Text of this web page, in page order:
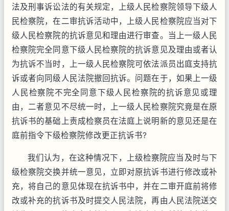
法及刑事诉讼法的有关规定，上级人民检察院领导下级人
民检察院，在二审抗诉活动中，上级人民检察院应当对下
级人民检察院的抗诉意见和理由进行审查。当上一级人民
检察院完全同意下级人民检察院的抗诉意见及理由或者认
为抗诉不当时，上一级人民检察院可依法派员出庭支持抗
诉或者向同级人民法院撤回抗诉。问题在于，如果上一级
人民检察院不完全同意下级人民检察院的抗诉意见或理
由，二者意见不尽统一时，上一级人民检察院究竟是在原
抗诉书的基础上责成检察员在法庭上说明新的意见还是在
庭前指令下级检察院修改更正抗诉书?
我们认为，在这种情况下，上级检察院应当及时与下
级检察院交换并统一意见，立即对原抗诉书进行修改或补
充，将自己的意见体现在抗诉书中，并在二审开庭前将修
改或补充的抗诉书及时提交人民法院，再由人民法院送交